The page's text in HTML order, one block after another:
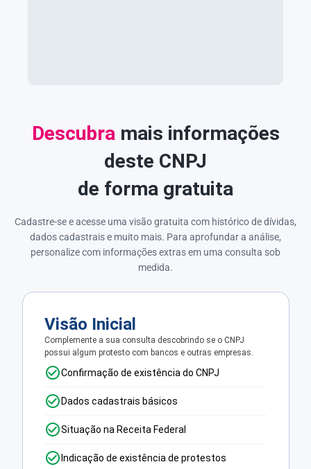
Descubramais informações
deste CNPJ
de forma gratuita
Cadastre-se e acesse uma visão gratuita com histórico de dívidas,
dados cadastrais e muito mais. Para aprofundar a análise,
personalize com informações extras em uma consulta sob
medida.
Visão Inicial
Complemente a sua consulta descobrindo se o CNPJ
possui algum protesto com bancos e outras empresas.
Confirmação de existência do CNPJ
Dados cadastrais básicos
Situação na Receita Federal
Indicação de existência de protestos